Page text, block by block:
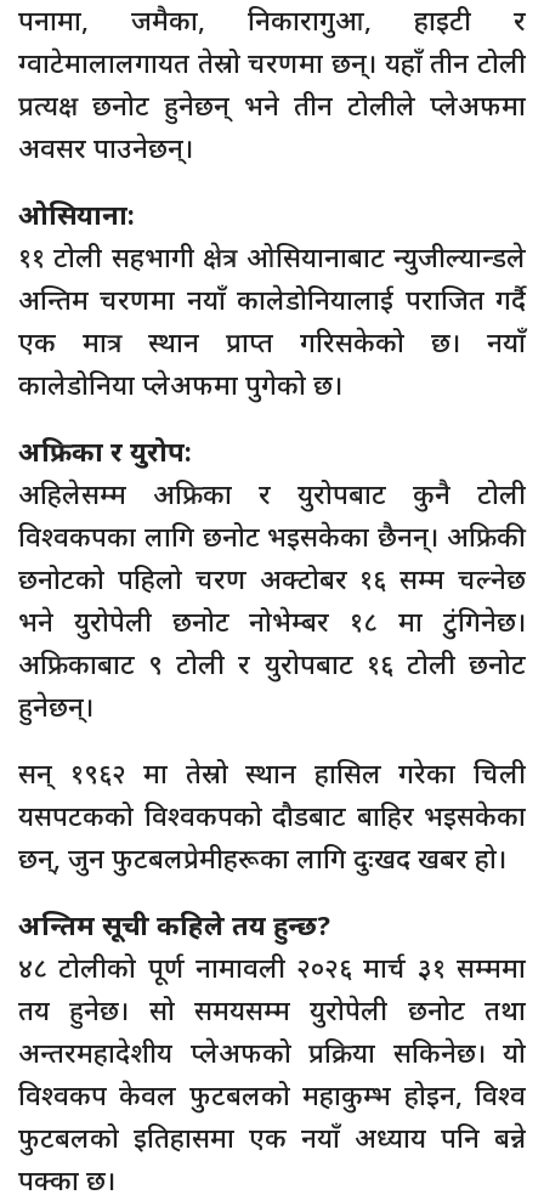
पनामा, जमैका, निकारागुआ, हाइटी र
ग्वाटेमालालगायत तेस्रो चरणमा छन्। यहाँ तीन टोली
प्रत्यक्ष छनोट हुनेछन् भने तीन टोलीले प्लेअफमा
अवसर पाउनेछन्।
ओसियाना:
११ टोली सहभागी क्षेत्र ओसियानाबाट न्युजील्यान्डले
अन्तिम चरणमा नयाँ कालेडोनियालाई पराजित गर्दै
एक मात्र स्थान प्राप्त गरिसकेको छ। नयाँ
कालेडोनिया प्लेअफमा पुगेको छ।
अफ्रिका र युरोप:
अहिलेसम्म अफ्रिका र युरोपबाट कुनै टोली
विश्वकपका लागि छनोट भइसकेका छैनन्। अफ्रिकी
छनोटको पहिलो चरण अक्टोबर १६ सम्म चल्नेछ
भने युरोपेली छनोट नोभेम्बर १८ मा टुंगिनेछ।
अफ्रिकाबाट ९ टोली र युरोपबाट १६ टोली छनोट
हुनेछन्।
सन् १९६२ मा तेस्रो स्थान हासिल गरेका चिली
यसपटकको विश्वकपको दौडबाट बाहिर भइसकेका
छन्, जुन फुटबलप्रेमीहरूका लागि दुःखद खबर हो।
अन्तिम सूची कहिले तय हुन्छ?
४८ टोलीको पूर्ण नामावली २०२६ मार्च ३१ सम्ममा
तय हुनेछ। सो समयसम्म युरोपेली छनोट तथा
अन्तरमहादेशीय प्लेअफको प्रक्रिया सकिनेछ। यो
विश्वकप केवल फुटबलको महाकुम्भ होइन, विश्व
फुटबलको इतिहासमा एक नयाँ अध्याय पनि बन्ने
पक्का छ।